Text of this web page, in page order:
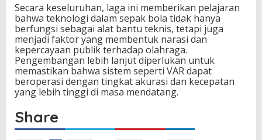
Secara keseluruhan, laga ini memberikan pelajaran
bahwa teknologi dalam sepak bola tidak hanya
berfungsi sebagai alat bantu teknis, tetapi juga
menjadi faktor yang membentuk narasi dan
kepercayaan publik terhadap olahraga.
Pengembangan lebih lanjut diperlukan untuk
memastikan bahwa sistem seperti VAR dapat
beroperasi dengan tingkat akurasi dan kecepatan
yang lebih tinggi di masa mendatang.
Share